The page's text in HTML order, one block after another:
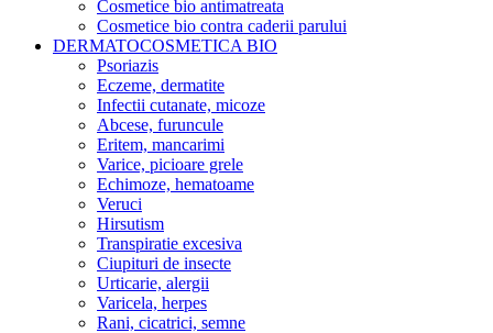
Cosmetice bio antimatreata
Cosmetice bio contra caderii parului
DERMATOCOSMETICA BIO
Psoriazis
Eczeme, dermatite
Infectii cutanate, micoze
Abcese, furuncule
Eritem, mancarimi
Varice, picioare grele
Echimoze, hematoame
Veruci
Hirsutism
Transpiratie excesiva
Ciupituri de insecte
Urticarie, alergii
Varicela, herpes
Rani, cicatrici, semne